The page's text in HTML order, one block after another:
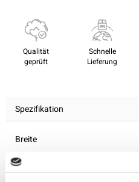
Qualität
geprüft
Schnelle
Lieferung
Spezifikation
Breite
Material